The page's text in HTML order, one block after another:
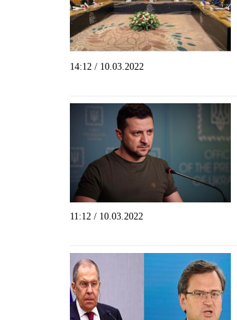
14:12 / 10.03.2022
11:12 / 10.03.2022